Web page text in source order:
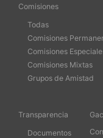
Comisiones
Todas
Comisiones
Comisiones
Comisiones Mixtas
Grupos de Amistad
Transparencia
Documentos